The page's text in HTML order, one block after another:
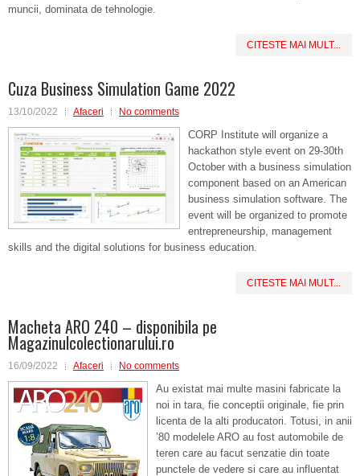
muncii, dominata de tehnologie.
CITESTE MAI MULT...
Cuza Business Simulation Game 2022
13/10/2022 Afaceri No comments
CORP Institute will organize a
hackathon style event on 29-30th
October with a business simulation
component based on an American
business simulation software. The
event will be organized to promote
entrepreneurship, management
skills and the digital solutions for business education.
CITESTE MAI MULT...
Macheta ARO 240 – disponibila pe
Magazinulcolectionarului.ro
16/09/2022 Afaceri No comments
Au existat mai multe masini fabricate la
noi in tara, fie conceptii originale, fie prin
licenta de la alti producatori. Totusi, in anii
’80 modelele ARO au fost automobile de
teren care au facut senzatie din toate
punctele de vedere si care au influentat